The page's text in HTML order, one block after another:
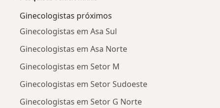
Ginecologistas próximos
Ginecologistas em Asa Sul
Ginecologistas em Asa Norte
Ginecologistas em Setor M
Ginecologistas em Setor Sudoeste
Ginecologistas em Setor G Norte